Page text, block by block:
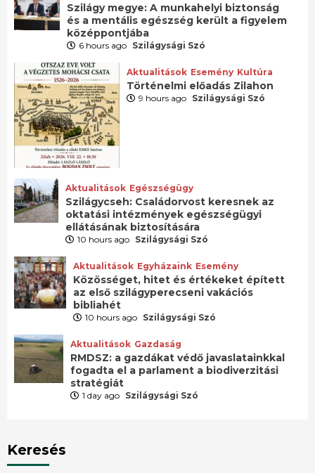
Szilágy megye: A munkahelyi biztonság
és a mentális egészség került a figyelem
középpontjába
6 hours ago Szilágysági Szó
Aktualitások Esemény Kultúra
Történelmi előadás Zilahon
9 hours ago Szilágysági Szó
Aktualitások Egészségügy
Szilágycseh: Családorvost keresnek az
oktatási intézmények egészségügyi
ellátásának biztosítására
10 hours ago Szilágysági Szó
Aktualitások Egyházaink Esemény
Közösséget, hitet és értékeket épített
az első szilágyperecseni vakációs
bibliahét
10 hours ago Szilágysági Szó
Aktualitások Gazdaság
RMDSZ: a gazdákat védő javaslatainkkal
fogadta el a parlament a biodiverzitási
stratégiát
1 day ago Szilágysági Szó
Keresés